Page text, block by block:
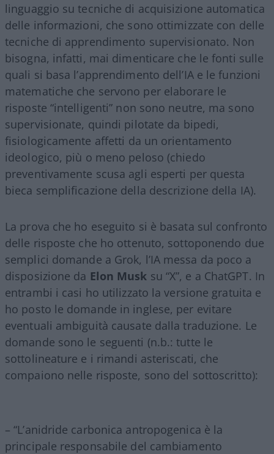
linguaggio su tecniche di acquisizione automatica
delle informazioni, che sono ottimizzate con delle
tecniche di apprendimento supervisionato. Non
bisogna, infatti, mai dimenticare che le fonti sulle
quali si basa l’apprendimento dell’IA e le funzioni
matematiche che servono per elaborare le
risposte “intelligenti” non sono neutre, ma sono
supervisionate, quindi pilotate da bipedi,
fisiologicamente affetti da un orientamento
ideologico, più o meno peloso (chiedo
preventivamente scusa agli esperti per questa
bieca semplificazione della descrizione della IA).
La prova che ho eseguito si è basata sul confronto
delle risposte che ho ottenuto, sottoponendo due
semplici domande a Grok, l’IA messa da poco a
disposizione da Elon Musk su “X”, e a ChatGPT. In
entrambi i casi ho utilizzato la versione gratuita e
ho posto le domande in inglese, per evitare
eventuali ambiguità causate dalla traduzione. Le
domande sono le seguenti (n.b.: tutte le
sottolineature e i rimandi asteriscati, che
compaiono nelle risposte, sono del sottoscritto):
– “L’anidride carbonica antropogenica è la
principale responsabile del cambiamento